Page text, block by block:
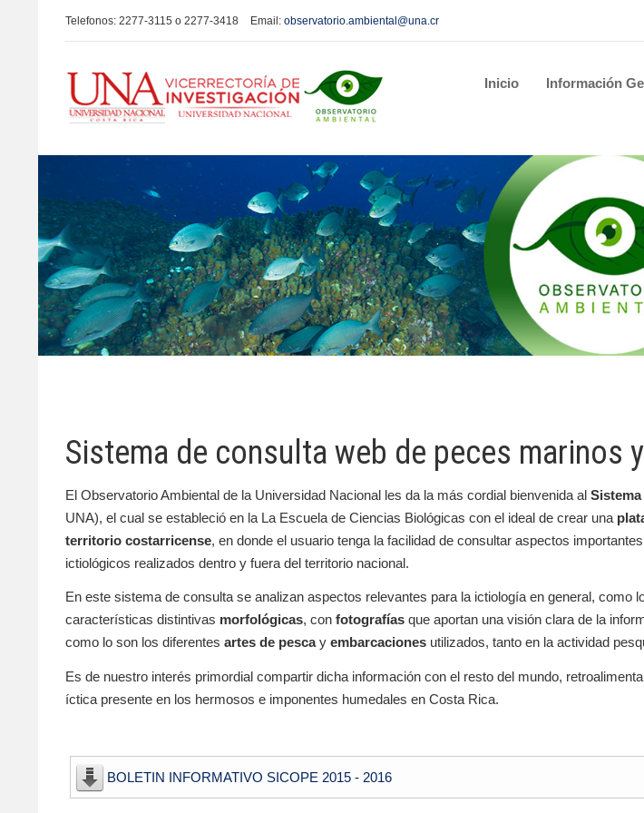
Telefonos: 2277-3115 o 2277-3418 Email: observatorio.ambiental@una.cr
Inicio Información
Sistema de consulta web de peces marinos
El Observatorio Ambiental de la Universidad Nacional les da la más cordial bienvenida al
UNA), el cual se estableció en la La Escuela de Ciencias Biológicas con el ideal de crear una
territorio costarricense, en donde el usuario tenga la facilidad de consultar aspectos
ictiológicos realizados dentro y fuera del territorio nacional.
En este sistema de consulta se analizan aspectos relevantes para la ictiología en general, como
características distintivas morfológicas, con fotografías que aportan una visión clara de la
como lo son los diferentes artes de pescay embarcaciones utilizados, tanto en la actividad
Es de nuestro interés primordial compartir dicha información con el resto del mundo,
íctica presente en los hermosos e imponentes humedales en Costa Rica.
BOLETIN INFORMATIVO SICOPE 2015 - 2016